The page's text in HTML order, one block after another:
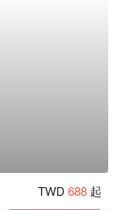
TWD 688 起